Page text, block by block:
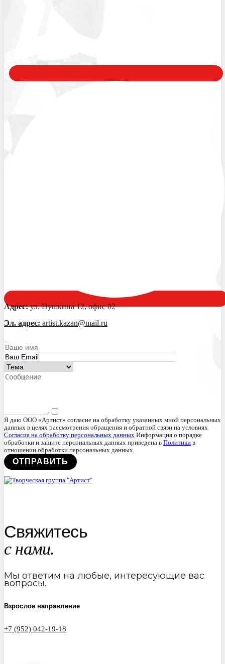
Адрес:ул. Пушкина 12, офис 02
Эл. адрес: artist.kazan@mail.ru
Я даю ООО «Артист» согласие на обработку указанных мной персональных
данных в целях рассмотрения обращения и обратной связи на условиях
Согласия на обработку персональных данных Информация о порядке
обработки и защите персональных данных приведена в Политики в
отношении обработки персональных данных.
Свяжитесь
с нами.
Мы ответим на любые, интересующие вас
вопросы.
Взрослое направление
+7 (952) 042-19-18